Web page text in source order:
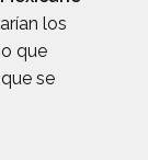
los
que
se